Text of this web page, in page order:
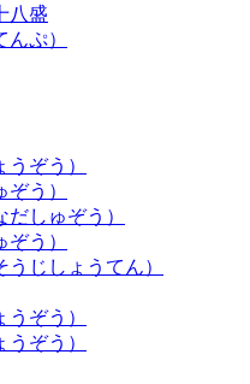
八盛
ぷ）
ぞう）
う）
しゅぞう）
う）
じしょうてん）
ぞう）
ぞう）